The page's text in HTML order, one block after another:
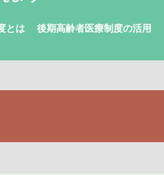
とは 後期高齢者医療制度の活用